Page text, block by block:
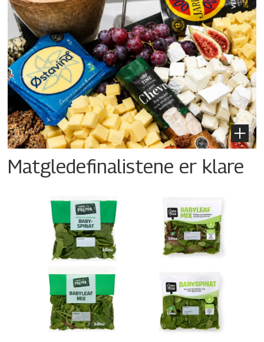
Matgledefinalistene er klare